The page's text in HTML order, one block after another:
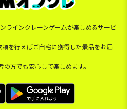
ラインクレーンゲームが楽しめるサービ
を行えばご自宅に獲得した景品をお届
方でも安心して楽しめます。